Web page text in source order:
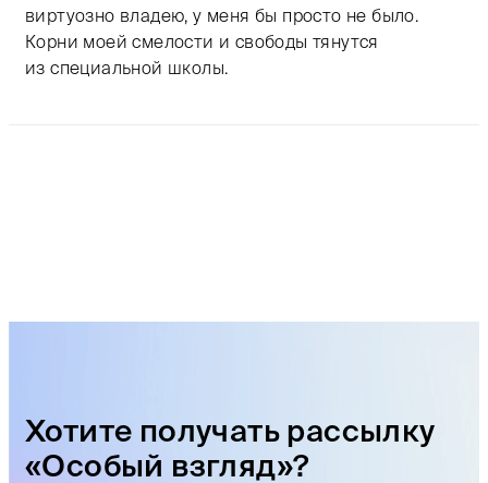
виртуозно владею, у меня бы просто не было.
Корни моей смелости и свободы тянутся
из специальной школы.
Хотите получать рассылку
«Особый взгляд»?